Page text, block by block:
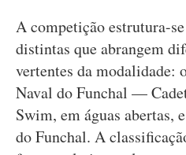
A competição estrutura-
distintas que abrangem
vertentes da modalidade:
Naval do Funchal —
Swim, em águas abertas,
do Funchal. A